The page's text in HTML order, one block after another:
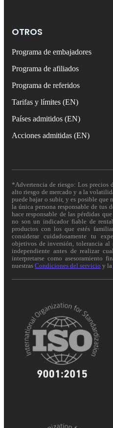
OTROS
Programa de embajadores
Programa de afiliados
Programa de referidos
Tarifas y límites (EN)
Países admitidos (EN)
Acciones admitidas (EN)
*Advertencia de riesgo: Los precios
alto riesgo de mercado y a la
puede bajar o subir, y es posible que
la única persona responsable de tus
hace responsable de las pérdidas
no son un indicador fiable de
productos con los que estés
considerar cuidadosamente tu
objetivos de inversión, tolerancia al
independiente antes de realizar
interpretarse como asesoramiento
nuestras Condiciones del servicio y la